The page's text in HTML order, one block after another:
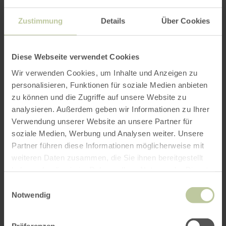
Zustimmung Details Über Cookies
Diese Webseite verwendet Cookies
Wir verwenden Cookies, um Inhalte und Anzeigen zu
personalisieren, Funktionen für soziale Medien anbieten
zu können und die Zugriffe auf unsere Website zu
analysieren. Außerdem geben wir Informationen zu Ihrer
Verwendung unserer Website an unsere Partner für
soziale Medien, Werbung und Analysen weiter. Unsere
Partner führen diese Informationen möglicherweise mit
weiteren Daten zusammen, die Sie ihnen bereitgestellt
Notwendig
Saunaparadies - monte
mare Kreuzau
Heute geöffnet
Das monte mare Kreuzau lädt mit einem
vielfältigen Freizeit- und
Haustür ein. Das Freizeitbad bietet Bade-
Familie auf rund 1.000 Quadratmetern.
mehr
erfahren
zu:
Saunaparadies
-
monte
mare
Kreuzau